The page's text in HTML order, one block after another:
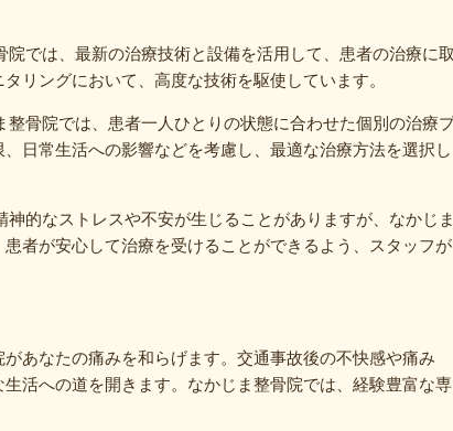
では、最新の治療技術と設備を活用して、患者の治療に取
リングにおいて、高度な技術を駆使しています。
骨院では、患者一人ひとりの状態に合わせた個別の治療
日常生活への影響などを考慮し、最適な治療方法を選択し
的なストレスや不安が生じることがありますが、なかじま
者が安心して治療を受けることができるよう、スタッフが
あなたの痛みを和らげます。交通事故後の不快感や痛み
活への道を開きます。なかじま整骨院では、経験豊富な専